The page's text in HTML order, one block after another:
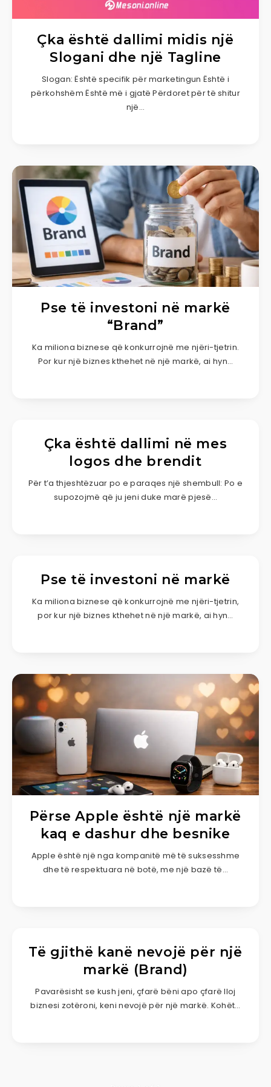
Çka është dallimi midis një
Slogani dhe një Tagline
Slogan: Është specifik për marketingun Është i
përkohshëm Është më i gjatë Përdoret për të shitur
një…
Pse të investoni në markë
“Brand”
Ka miliona biznese që konkurrojnë me njëri-tjetrin.
Por kur një biznes kthehet në një markë, ai hyn…
Çka është dallimi në mes
logos dhe brendit
Për t’a thjeshtëzuar po e paraqes një shembull: Po e
supozojmë që ju jeni duke marë pjesë…
Pse të investoni në markë
Ka miliona biznese që konkurrojnë me njëri-tjetrin,
por kur një biznes kthehet në një markë, ai hyn…
Përse Apple është një markë
kaq e dashur dhe besnike
Apple është një nga kompanitë më të suksesshme
dhe të respektuara në botë, me një bazë të…
Të gjithë kanë nevojë për një
markë (Brand)
Pavarësisht se kush jeni, çfarë bëni apo çfarë lloj
biznesi zotëroni, keni nevojë për një markë. Kohët…